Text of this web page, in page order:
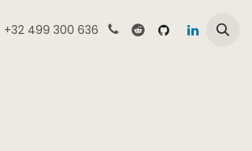
+32 499 300 636